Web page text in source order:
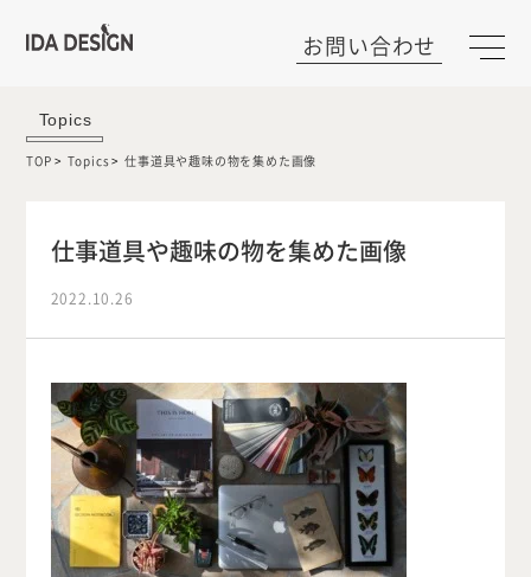
お問い合わせ
Topics
TOP Topics 仕事道具や趣味の物を集めた画像
仕事道具や趣味の物を集めた画像
2022.10.26